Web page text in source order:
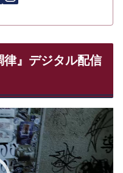
律』デジタル配信